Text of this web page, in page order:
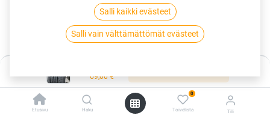
69,00€
Etusivu Haku
0
Toivelista Tili
175/65R14 86T KAPSEN
COMFORTMAX AS H202 XL
Tällä tuotteella ei ole kelvollista yhdistelmää.
Salli kaikki evästeet
Salli vain välttämättömät evästeet